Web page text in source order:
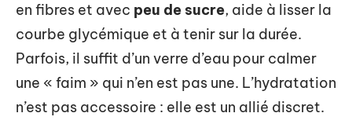
en fibres et avec peu de sucre, aide à lisser la
courbe glycémique et à tenir sur la durée.
Parfois, il suffit d’un verre d’eau pour calmer
une « faim » qui n’en est pas une. L’hydratation
n’est pas accessoire : elle est un allié discret.